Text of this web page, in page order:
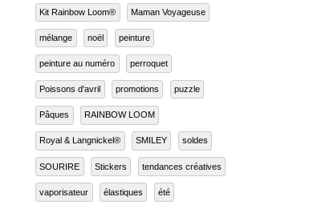
Kit Rainbow Loom® Maman Voyageuse
mélange noël peinture
peinture au numéro perroquet
Poissons d'avril promotions puzzle
Pâques RAINBOW LOOM
Royal & Langnickel® SMILEY soldes
SOURIRE Stickers tendances créatives
vaporisateur élastiques été